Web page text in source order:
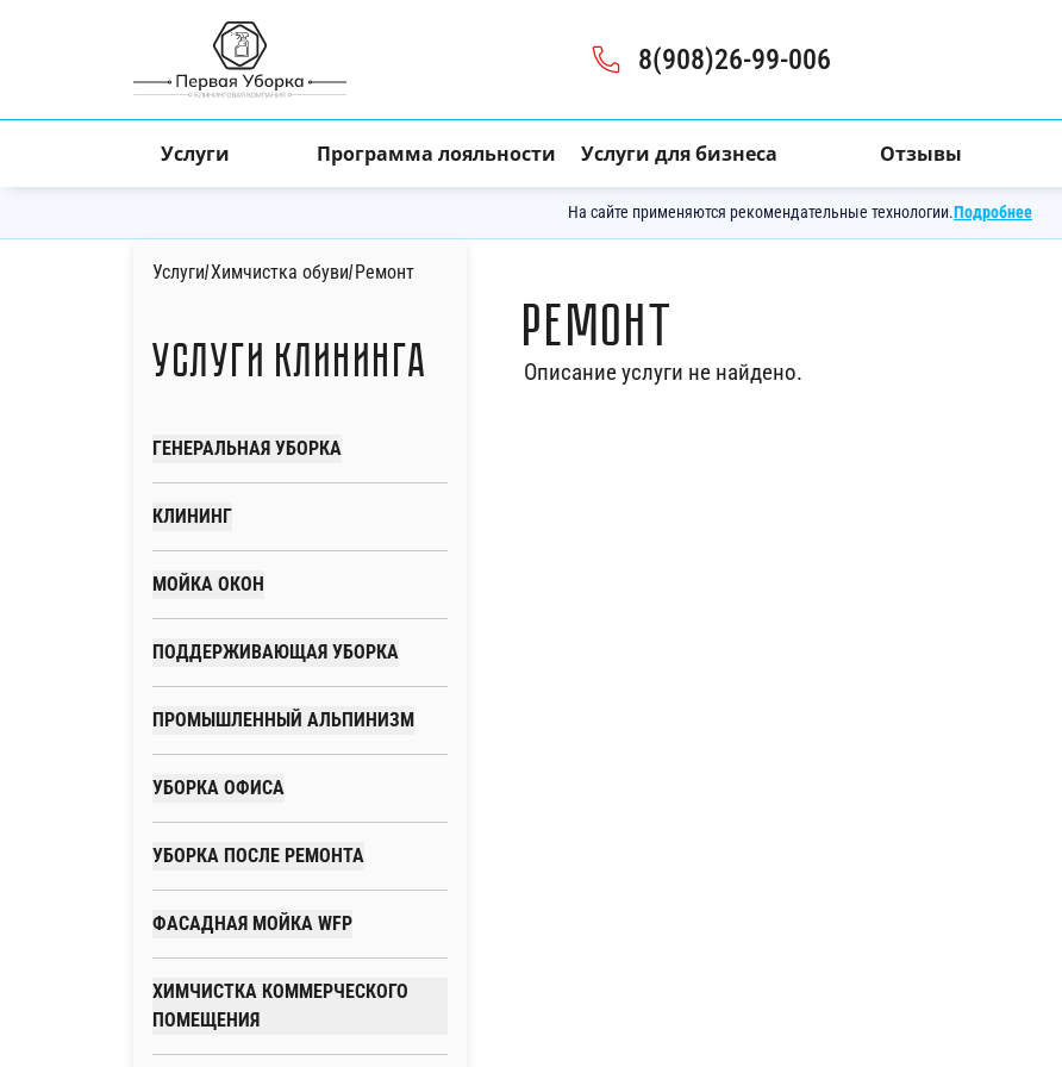
8(908)26-99-006
Услуги Программа лояльности Услуги для бизнеса Отзывы
На сайте применяются рекомендательные технологии.Подробнее
Услуги/Химчистка обуви/Ремонт
Услуги клининга
ГЕНЕРАЛЬНАЯ УБОРКА
КЛИНИНГ
МОЙКА ОКОН
ПОДДЕРЖИВАЮЩАЯ УБОРКА
ПРОМЫШЛЕННЫЙ АЛЬПИНИЗМ
УБОРКА ОФИСА
УБОРКА ПОСЛЕ РЕМОНТА
ФАСАДНАЯ МОЙКА WFP
ХИМЧИСТКА КОММЕРЧЕСКОГО
ПОМЕЩЕНИЯ
Ремонт
Описание услуги не найдено.